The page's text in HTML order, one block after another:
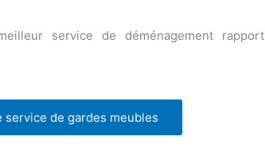
service de déménagement rapport
service de gardes meubles